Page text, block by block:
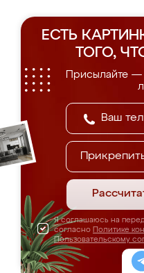
ЕСТЬ
ТОГО,
Присылайте
Я соглашаюсь на
согласно Политике
Пользовательскому